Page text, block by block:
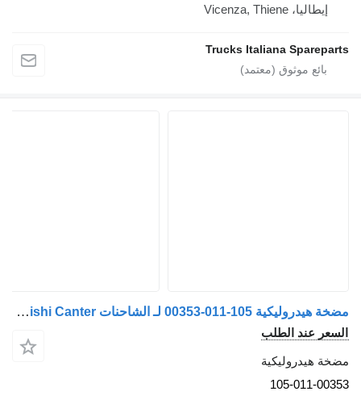
إيطاليا، Vicenza, Thiene
Trucks Italiana Spareparts
مضخة هيدروليكية 105-011-00353 لـ الشاحنات Mitsubishi Canter
السعر عند الطلب
مضخة هيدروليكية
105-011-00353